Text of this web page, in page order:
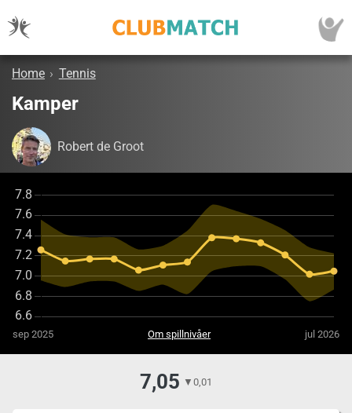
Home › Tennis
Kamper
Robert de Groot
sep 2025 Om spillnivåer jul 2026
7,05 ▼ 0,01